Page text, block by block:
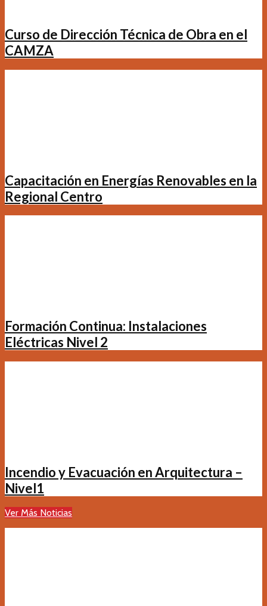
Curso de Dirección Técnica de Obra en el
CAMZA
Capacitación en Energías Renovables en la
Regional Centro
Formación Continua: Instalaciones
Eléctricas Nivel 2
Incendio y Evacuación en Arquitectura –
Nivel1
Ver Más Noticias